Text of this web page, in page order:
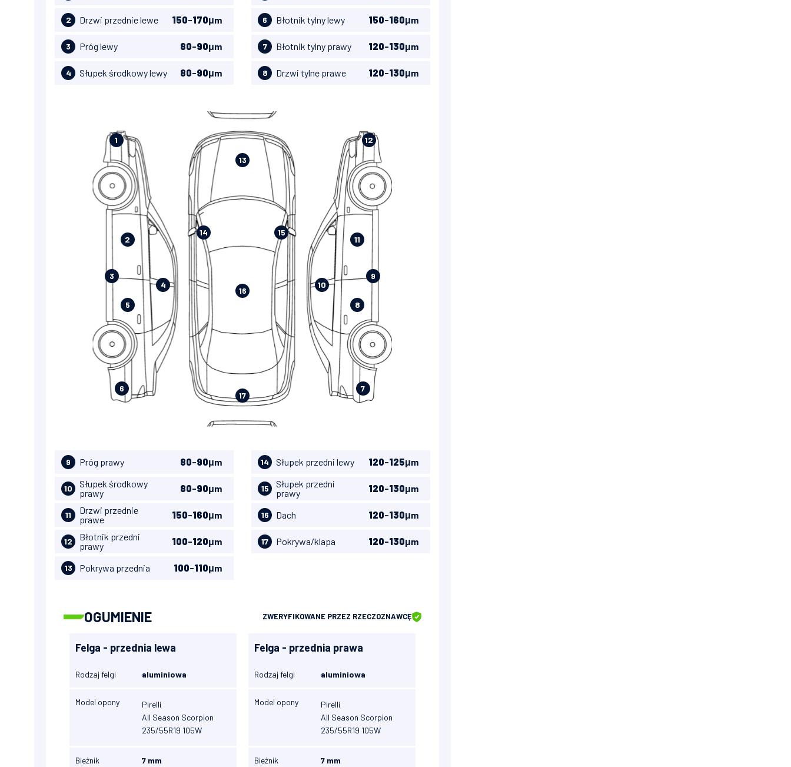
2 Drzwi przednie lewe 150-170μm
3 Próg lewy 80-90μm
4 Słupek środkowy lewy 80-90μm
6 Błotnik tylny lewy 150-160μm
7 Błotnik tylny prawy 120-130μm
8 Drzwi tylne prawe 120-130μm
1
2
3
4
5
6 7
8
9
10
11
12
13
14 15
16
17
9 Próg prawy 80-90μm
10
Słupek środkowy
prawy
80-90μm
11
Drzwi przednie
prawe
150-160μm
12
Błotnik przedni
prawy
100-120μm
13 Pokrywa przednia 100-110μm
14 Słupek przedni lewy 120-125μm
15
Słupek przedni
prawy
120-130μm
16 Dach 120-130μm
17 Pokrywa/klapa 120-130μm
OGUMIENIE ZWERYFIKOWANE PRZEZ RZECZOZNAWCĘ
Felga - przednia lewa
Rodzaj felgi aluminiowa
Model opony
Pirelli
All Season Scorpion
235/55R19 105W
Bieżnik 7 mm
Felga - przednia prawa
Rodzaj felgi aluminiowa
Model opony
Pirelli
All Season Scorpion
235/55R19 105W
Bieżnik 7 mm